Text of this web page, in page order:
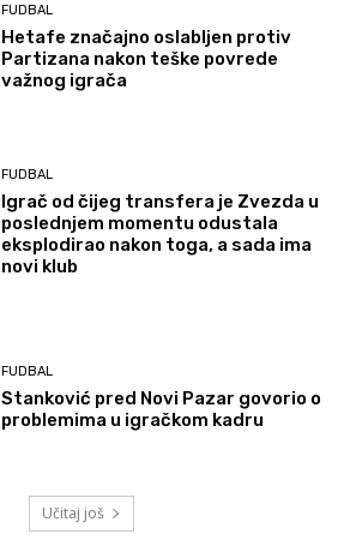
FUDBAL
Hetafe značajno oslabljen protiv
Partizana nakon teške povrede
važnog igrača
FUDBAL
Igrač od čijeg transfera je Zvezda u
poslednjem momentu odustala
eksplodirao nakon toga, a sada ima
novi klub
FUDBAL
Stanković pred Novi Pazar govorio o
problemima u igračkom kadru
Učitaj još